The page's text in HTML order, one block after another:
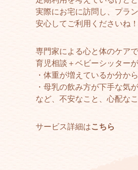
実際にお宅に訪問し、プラ
安心してご利用くださいね！
専門家による心と体のケア
育児相談＋ベビーシッター
・体重が増えているか分か
・母乳の飲み方が下手な気
など、不安なこと、心配な
サービス詳細はこちら